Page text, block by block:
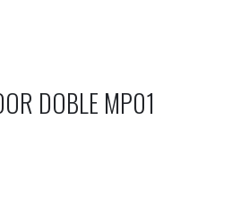
DOBLE MP01